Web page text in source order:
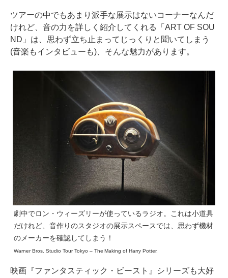
ツアーの中でもあまり派手な展示はないコーナーなんだ
けれど、音の力を詳しく紹介してくれる「ART OF SOU
ND」は、思わず立ち止まってじっくりと聞いてしまう
(音楽もインタビューも)、そんな魅力があります。
劇中でロン・ウィーズリーが使っているラジオ。これは小道具
だけれど、音作りのスタジオの展示スペースでは、思わず機材
のメーカーを確認してしまう！
Warner Bros. Studio Tour Tokyo – The Making of Harry Potter.
映画『ファンタスティック・ビースト』シリーズも大好